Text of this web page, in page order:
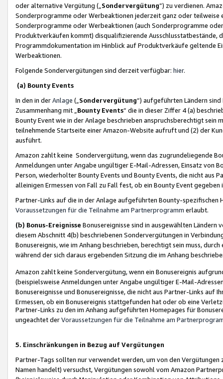
oder alternative Vergütung („ Sondervergütung”) zu verdienen.
Sonderprogramme oder Werbeaktionen jederzeit ganz oder
Sonderprogramme oder Werbeaktionen (auch Sonderprogramme
Produktverkäufen kommt) disqualifizierende Ausschlusstatbestände,
Programmdokumentation im Hinblick auf Produktverkäufe geltende
Werbeaktionen.
Folgende Sondervergütungen sind derzeit verfügbar: hier.
(a) Bounty Events
In den in derAnlage („ Sondervergütung“) aufgeführten Ländern
Zusammenhang mit „ Bounty Events“ die in dieser Ziffer 4 (a)
Bounty Event wie in der Anlage beschrieben anspruchsberechtigt sein
teilnehmende Startseite einer Amazon-Website aufruft und (2) der
ausführt.
Amazon zahlt keine Sondervergütung, wenn das zugrundeliegende
Anmeldungen unter Angabe ungültiger E-Mail-Adressen, Einsatz von
Person, wiederholter Bounty Events und Bounty Events, die nicht
alleinigen Ermessen von Fall zu Fall fest, ob ein Bounty Event
Partner-Links auf die in der Anlage aufgeführten Bounty-spezifischen
Voraussetzungen für die Teilnahme am Partnerprogramm erlaubt.
(b) Bonus-Ereignisse Bonusereignisse sind in ausgewählten Ländern
diesem Abschnitt 4(b) beschriebenen Sondervergütungen in
Bonusereignis, wie im Anhang beschrieben, berechtigt sein muss,
während der sich daraus ergebenden Sitzung die im Anhang
Amazon zahlt keine Sondervergütung, wenn ein Bonusereignis
(beispielsweise Anmeldungen unter Angabe ungültiger E-Mail-
Bonusereignisse und Bonusereignisse, die nicht aus Partner-Links auf
Ermessen, ob ein Bonusereignis stattgefunden hat oder ob eine
Partner-Links zu den im Anhang aufgeführten Homepages für
ungeachtet derVoraussetzungen für die Teilnahme am
5. Einschränkungen in Bezug auf Vergütungen
Partner-Tags sollten nur verwendet werden, um von den
Namen handelt) versuchst, Vergütungen sowohl vom Amazon